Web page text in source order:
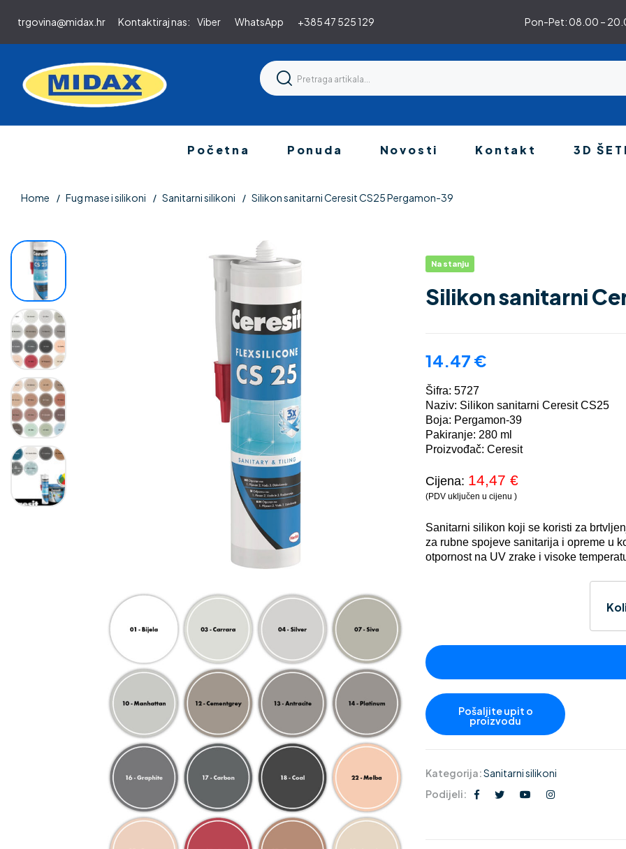
trgovina@midax.hr Kontaktiraj nas: Viber WhatsApp +385 47 525 129 Pon-Pet: 08.00 –
Početna Ponuda Novosti Kontakt 3D
Home Fug mase i silikoni Sanitarni silikoni Silikon sanitarni Ceresit CS25 Pergamon-39
Na stanju
Silikon sanitarni
14.47 €
Šifra: 5727
Naziv: Silikon sanitarni Ceresit CS25
Boja: Pergamon-39
Pakiranje: 280 ml
Proizvođač: Ceresit
Cijena: 14,47 €
(PDV uključen u cijenu )
Sanitarni silikon koji se koristi za
za rubne spojeve sanitarija i opreme u
otpornost na UV zrake i visoke
Kategorija:Sanitarni silikoni
Podijeli: